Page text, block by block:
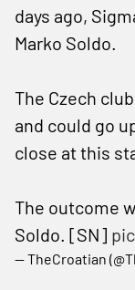
days ago,
Marko Soldo.
The Czech
and could go
close at this
The outcome
Soldo. [SN]
— TheCroatian